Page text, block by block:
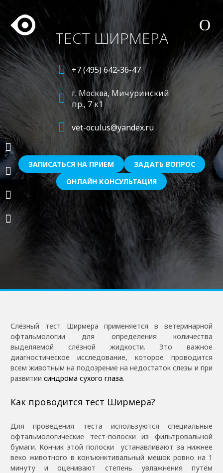
ТЕСТ ШИРМЕРА
+7 (495) 642-36-47
г. Москва, Мичуринский
пр., 7 к1
vet-oculus@yandex.ru
ЗАПИСАТЬСЯ НА ПРИЕМ
ЗАДАТЬ ВОПРОС
ОНЛАЙН КОНСУЛЬТАЦИЯ
Слёзный тест Ширмера применяется в ветеринарной
офтальмологии для определения количества
выделяемой слёзной жидкости. Это важное
диагностическое исследование, которое проводится
всем животным на подозрение на недостаток слезы и при
развитии синдрома сухого глаза.
Как проводится тест Ширмера?
Для проведения теста используются специальные
офтальмологические тест-полоски из фильтровальной
бумаги. Кончик этой полоски устанавливают за нижнее
веко животного в конъюнктивальный мешок ровно на 1
минуту и оценивают степень увлажнения путём